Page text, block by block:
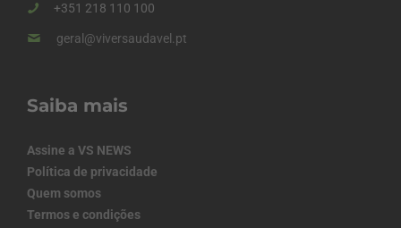
+351 218 110 100
geral@viversaudavel.pt
Saiba mais
Assine a VS NEWS
Política de privacidade
Quem somos
Termos e condições